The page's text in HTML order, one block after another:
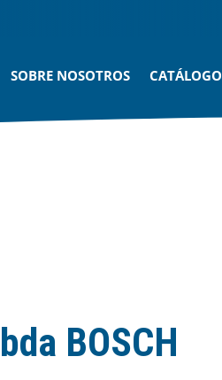
SOBRE NOSOTROS CATÁLOGO
BOSCH